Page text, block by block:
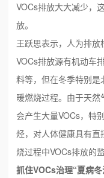
VOCs排放大大减少，
放。
王跃思表示，人为排
VOCs排放源有机动车
料等，但在冬季特别是
暖燃烧过程。由于天
会产生大量VOCs，特
烃，对人体健康具有
烧过程中VOCs排放的
抓住VOCs治理“夏病